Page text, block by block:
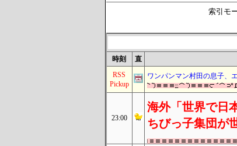
索引モ
時刻 直
RSS
Pickup
ワンパンマン村田の息子、
23:00
海外「世界で日
ちびっ子集団が